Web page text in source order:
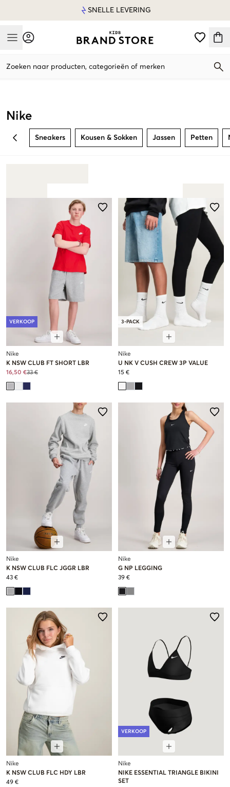
SNELLE LEVERING
Mobile Menu
Zoeken naar producten, categorieën of merken
Nike
BACK Sneakers Kousen & Sokken Jassen Petten
VERKOOP
Nike
K NSW CLUB FT SHORT LBR
16,50 €33 €
3-PACK
Nike
U NK V CUSH CREW 3P VALUE
15 €
Nike
K NSW CLUB FLC JGGR LBR
43 €
Nike
G NP LEGGING
39 €
Nike
K NSW CLUB FLC HDY LBR
49 €
VERKOOP
Nike
NIKE ESSENTIAL TRIANGLE BIKINI
SET